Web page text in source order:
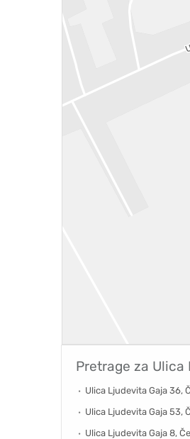
Pretrage za Ulica
Ulica Ljudevita Gaja 36,
Ulica Ljudevita Gaja 53,
Ulica Ljudevita Gaja 8,